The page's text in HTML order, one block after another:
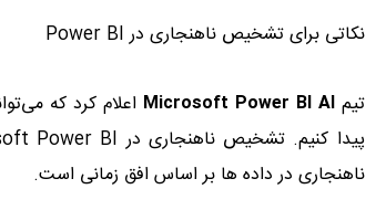
نکاتی برای تشخیص ناهنجاری در Power BI
تیمMicrosoft Power BI AI
پیدا کنیم.
ناهنجاری در داده ها بر اساس افق زمانی است.